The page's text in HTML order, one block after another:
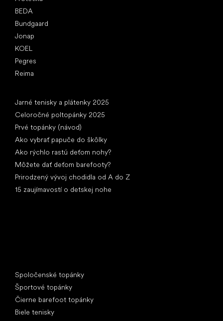
BEDA
Bundgaard
Jonap
KOEL
Pegres
Reima
Jarné tenisky a plátenky 2025
Celoročné poltopánky 2025
Prvé topánky (návod)
Ako vybrať papuče do škôlky
Ako rýchlo rastú deťom nohy?
Môžete dať deťom barefooty?
Prirodzený vývoj chodidla od A do Z
15 zaujímavostí o detskej nohe
Spoločenské topánky
Športové topánky
Čierne barefoot topánky
Biele tenisky